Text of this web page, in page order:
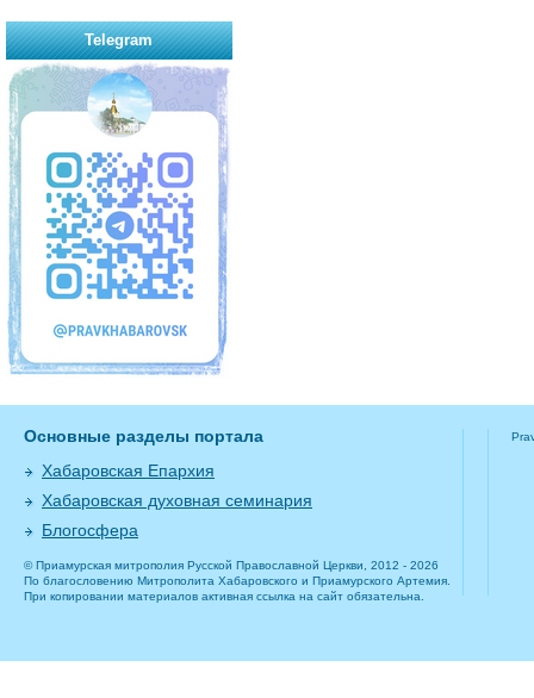
Telegram
Основные разделы портала
Хабаровская Епархия
Хабаровская духовная семинария
Блогосфера
© Приамурская митрополия Русской Православной Церкви, 2012 - 2026
По благословению Митрополита Хабаровского и Приамурского Артемия.
При копировании материалов активная ссылка на сайт обязательна.